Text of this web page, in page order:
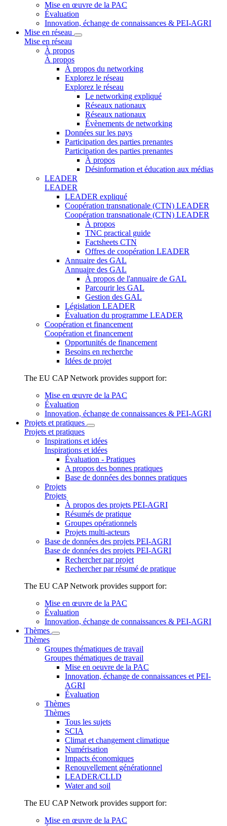
Mise en œuvre de la PAC
Évaluation
Innovation, échange de connaissances & PEI-AGRI
Mise en réseau
Mise en réseau
À propos
À propos
À propos du networking
Explorez le réseau
Explorez le réseau
Le networking expliqué
Réseaux nationaux
Réseaux nationaux
Évènements de networking
Données sur les pays
Participation des parties prenantes
Participation des parties prenantes
À propos
Désinformation et éducation aux médias
LEADER
LEADER
LEADER expliqué
Coopération transnationale (CTN) LEADER
Coopération transnationale (CTN) LEADER
À propos
TNC practical guide
Factsheets CTN
Offres de coopération LEADER
Annuaire des GAL
Annuaire des GAL
À propos de l'annuaire de GAL
Parcourir les GAL
Gestion des GAL
Législation LEADER
Évaluation du programme LEADER
Coopération et financement
Coopération et financement
Opportunités de financement
Besoins en recherche
Idées de projet
The EU CAP Network provides support for:
Mise en œuvre de la PAC
Évaluation
Innovation, échange de connaissances & PEI-AGRI
Projets et pratiques
Projets et pratiques
Inspirations et idées
Inspirations et idées
Évaluation - Pratiques
A propos des bonnes pratiques
Base de données des bonnes pratiques
Projets
Projets
À propos des projets PEI-AGRI
Résumés de pratique
Groupes opérationnels
Projets multi-acteurs
Base de données des projets PEI-AGRI
Base de données des projets PEI-AGRI
Rechercher par projet
Rechercher par résumé de pratique
The EU CAP Network provides support for:
Mise en œuvre de la PAC
Évaluation
Innovation, échange de connaissances & PEI-AGRI
Thèmes
Thèmes
Groupes thématiques de travail
Groupes thématiques de travail
Mise en oeuvre de la PAC
Innovation, échange de connaissances et PEI-
AGRI
Évaluation
Thèmes
Thèmes
Tous les sujets
SCIA
Climat et changement climatique
Numérisation
Impacts économiques
Renouvellement générationnel
LEADER/CLLD
Water and soil
The EU CAP Network provides support for:
Mise en œuvre de la PAC